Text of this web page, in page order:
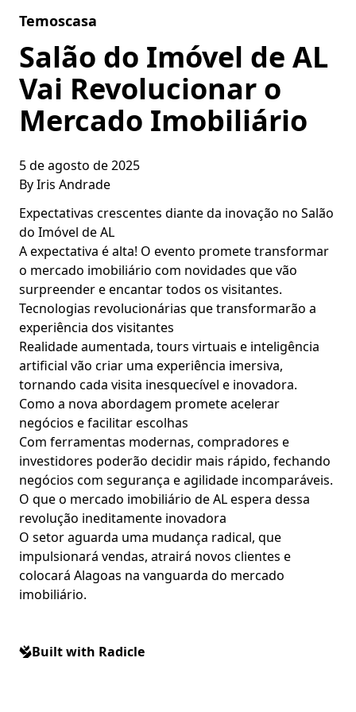
Temoscasa
Salão do Imóvel de AL
Vai Revolucionar o
Mercado Imobiliário
5 de agosto de 2025
ByIris Andrade
Expectativas crescentes diante da inovação no Salão
do Imóvel de AL
A expectativa é alta! O evento promete transformar
o mercado imobiliário com novidades que vão
surpreender e encantar todos os visitantes.
Tecnologias revolucionárias que transformarão a
experiência dos visitantes
Realidade aumentada, tours virtuais e inteligência
artificial vão criar uma experiência imersiva,
tornando cada visita inesquecível e inovadora.
Como a nova abordagem promete acelerar
negócios e facilitar escolhas
Com ferramentas modernas, compradores e
investidores poderão decidir mais rápido, fechando
negócios com segurança e agilidade incomparáveis.
O que o mercado imobiliário de AL espera dessa
revolução ineditamente inovadora
O setor aguarda uma mudança radical, que
impulsionará vendas, atrairá novos clientes e
colocará Alagoas na vanguarda do mercado
imobiliário.
Built with Radicle